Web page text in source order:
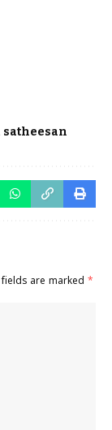
satheesan
are marked *